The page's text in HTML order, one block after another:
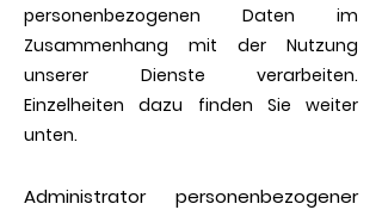
personenbezogenen Daten im
Zusammenhang mit der Nutzung
unserer Dienste verarbeiten.
Einzelheiten dazu finden Sie weiter
unten.
Administrator personenbezogener